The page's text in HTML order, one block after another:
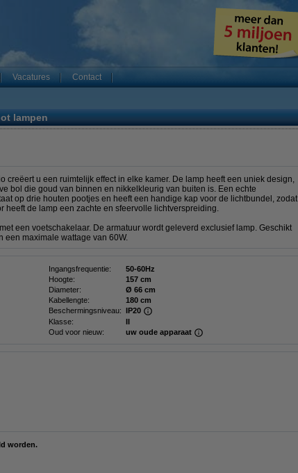
Vacatures Contact
lampen
creëert u een ruimtelijk effect in elke kamer. De lamp heeft een uniek design,
bol die goud van binnen en nikkelkleurig van buiten is. Een echte
op drie houten pootjes en heeft een handige kap voor de lichtbundel, zodat
heeft de lamp een zachte en sfeervolle lichtverspreiding.
een voetschakelaar. De armatuur wordt geleverd exclusief lamp. Geschikt
een maximale wattage van 60W.
Ingangsfrequentie:
50-60Hz
Hoogte:
157 cm
Diameter:
Ø 66 cm
Kabellengte:
180 cm
Beschermingsniveau: IP20
Klasse:
II
Oud voor nieuw: uw oude apparaat
worden.